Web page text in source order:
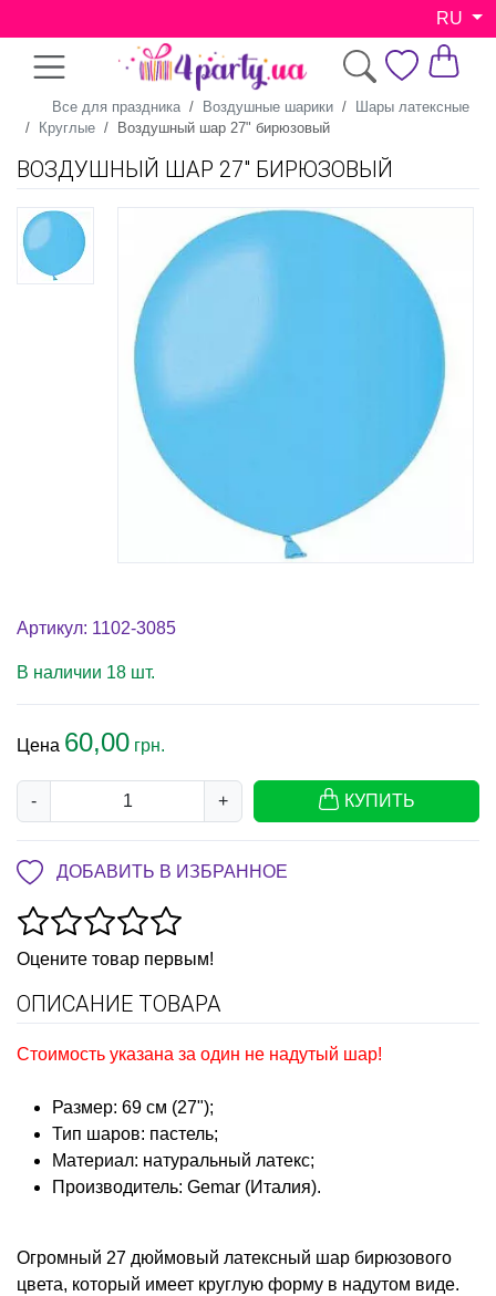
RU
Все для праздника Воздушные шарики
Шары латексные
Круглые
Воздушный шар 27" бирюзовый
ВОЗДУШНЫЙ ШАР 27" БИРЮЗОВЫЙ
Артикул: 1102-3085
В наличии 18 шт.
Цена 60,00 грн.
- + КУПИТЬ
ДОБАВИТЬ В ИЗБРАННОЕ
Оцените товар первым!
ОПИСАНИЕ ТОВАРА
Стоимость указана за один не надутый шар!
Размер: 69 см (27");
Тип шаров: пастель;
Материал: натуральный латекс;
Производитель: Gemar (Италия).
Огромный 27 дюймовый латексный шар бирюзового
цвета, который имеет круглую форму в надутом виде.